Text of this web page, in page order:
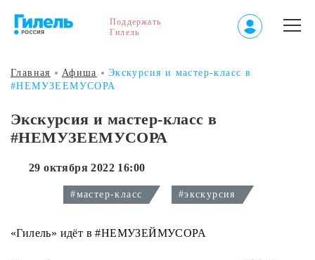
Поддержать
Гилель
Главная Афиша
Экскурсия и мастер-класс в
#НЕМУЗЕЕМУСОРА
Экскурсия и мастер-класс в
#НЕМУЗЕЕМУСОРА
29 октября 2022 16:00
#мастер-класс #экскурсия
«Гилель» идёт в #НЕМУЗЕЙМУСОРА